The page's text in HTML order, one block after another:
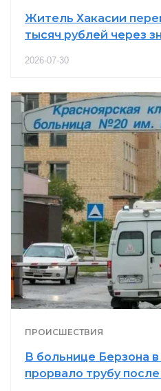
Житель Хакасии
тысяч рублей через
2026-07-30
ПРОИСШЕСТВИЯ
В больнице Берзона
прорвало трубу